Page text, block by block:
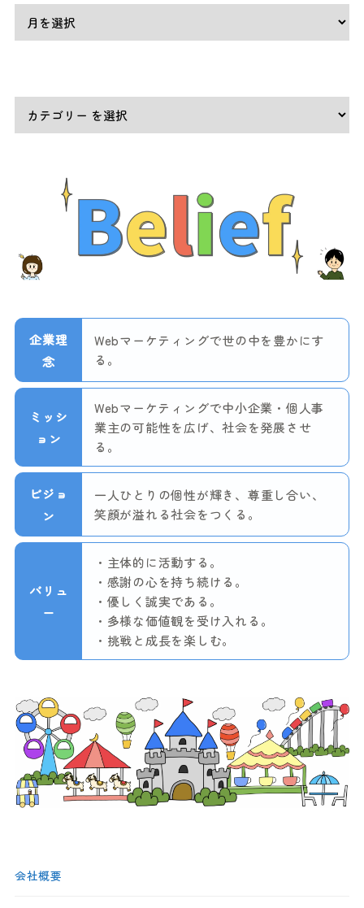
企業理
念
Webマーケティングで世の中を豊かにす
る。
ミッシ
ョン
Webマーケティングで中小企業・個人事
業主の可能性を広げ、社会を発展させ
る。
ビジョ
ン
一人ひとりの個性が輝き、尊重し合い、
笑顔が溢れる社会をつくる。
バリュ
ー
・主体的に活動する。
・感謝の心を持ち続ける。
・優しく誠実である。
・多様な価値観を受け入れる。
・挑戦と成長を楽しむ。
会社概要